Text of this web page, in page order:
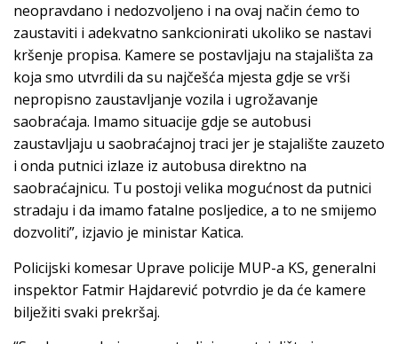
neopravdano i nedozvoljeno i na ovaj način ćemo to
zaustaviti i adekvatno sankcionirati ukoliko se nastavi
kršenje propisa. Kamere se postavljaju na stajališta za
koja smo utvrdili da su najčešća mjesta gdje se vrši
nepropisno zaustavljanje vozila i ugrožavanje
saobraćaja. Imamo situacije gdje se autobusi
zaustavljaju u saobraćajnoj traci jer je stajalište zauzeto
i onda putnici izlaze iz autobusa direktno na
saobraćajnicu. Tu postoji velika mogućnost da putnici
stradaju i da imamo fatalne posljedice, a to ne smijemo
dozvoliti”, izjavio je ministar Katica.
Policijski komesar Uprave policije MUP-a KS, generalni
inspektor Fatmir Hajdarević potvrdio je da će kamere
bilježiti svaki prekršaj.